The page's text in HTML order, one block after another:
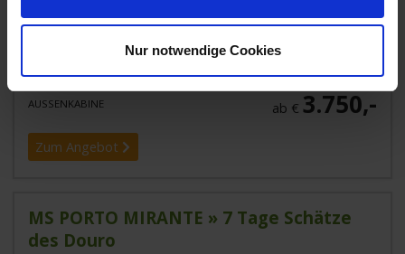
Nur notwendige Cookies
AUSSENKABINE ab € 3.750,-
Zum Angebot
MS PORTO MIRANTE » 7 Tage Schätze
des Douro